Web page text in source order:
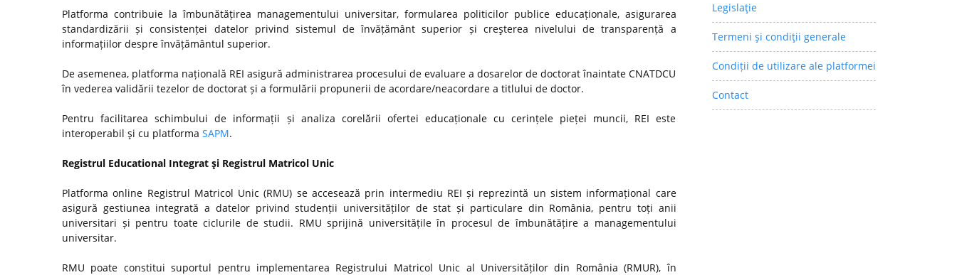
Platforma contribuie la îmbunătățirea managementului universitar, formularea politicilor publice educaționale, asigurarea
standardizării și consistenței datelor privind sistemul de învățământ superior și creşterea nivelului de transparență a
informațiilor despre învățământul superior.
De asemenea, platforma națională REI asigură administrarea procesului de evaluare a dosarelor de doctorat înaintate CNATDCU
în vederea validării tezelor de doctorat și a formulării propunerii de acordare/neacordare a titlului de doctor.
Pentru facilitarea schimbului de informații și analiza corelării ofertei educaționale cu cerințele pieței muncii, REI este
interoperabil şi cu platforma SAPM.
Registrul Educational Integrat şi Registrul Matricol Unic
Platforma online Registrul Matricol Unic (RMU) se accesează prin intermediu REI și reprezintă un sistem informațional care
asigură gestiunea integrată a datelor privind studenții universităților de stat și particulare din România, pentru toți anii
universitari și pentru toate ciclurile de studii. RMU sprijină universitățile în procesul de îmbunătățire a managementului
universitar.
RMU poate constitui suportul pentru implementarea Registrului Matricol Unic al Universităților din România (RMUR), în
Legislaţie
Termeni şi condiţii generale
Condiții de utilizare ale platformei
Contact